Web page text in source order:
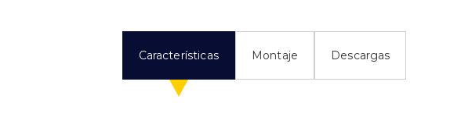
Características Montaje Descargas